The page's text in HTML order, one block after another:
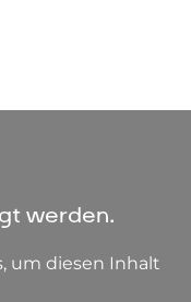
werden.
um diesen Inhalt